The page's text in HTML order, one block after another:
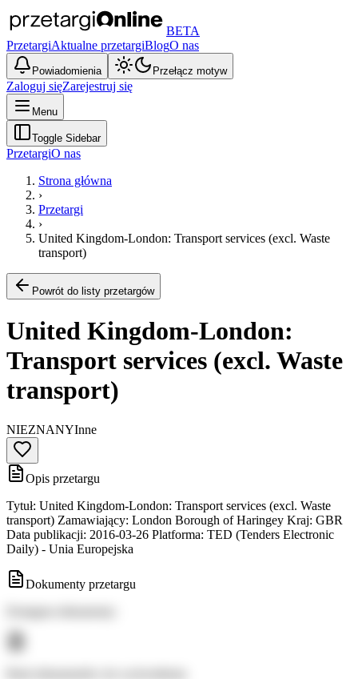
BETA
PrzetargiAktualne przetargiBlogO nas
Powiadomienia Przełącz motyw
Zaloguj sięZarejestruj się
Menu
Toggle Sidebar
PrzetargiO nas
Strona główna
›
Przetargi
›
United Kingdom-London: Transport services (excl. Waste
transport)
Powrót do listy przetargów
United Kingdom-London:
Transport services (excl. Waste
transport)
NIEZNANYInne
Opis przetargu
Tytuł: United Kingdom-London: Transport services (excl. Waste
transport) Zamawiający: London Borough of Haringey Kraj: GBR
Data publikacji: 2016-03-26 Platforma: TED (Tenders Electronic
Daily) - Unia Europejska
Dokumenty przetargu